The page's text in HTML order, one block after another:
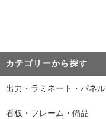
カテゴリーから探す
出力・ラミネート・パネル
看板・フレーム・備品